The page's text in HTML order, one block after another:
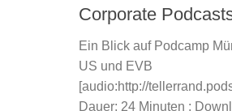
Corporate
Ein Blick auf Podcamp
US und EVB
[audio:http://
Dauer: 24 Minuten :